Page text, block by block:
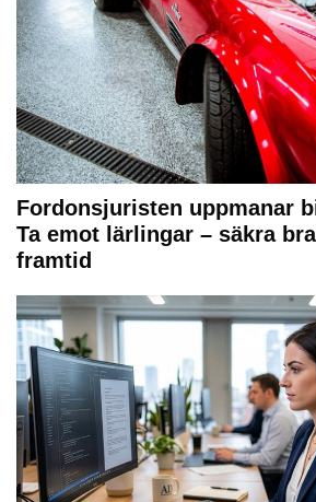
Fordonsjuristen uppmanar
Ta emot lärlingar – säkra
framtid